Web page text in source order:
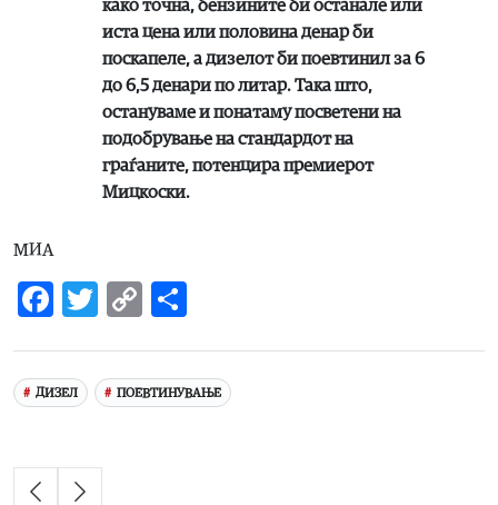
како точна, бензините би останале или
иста цена или половина денар би
поскапеле, а дизелот би поевтинил за 6
до 6,5 денари по литар. Така што,
остануваме и понатаму посветени на
подобрување на стандардот на
граѓаните, потенцира премиерот
Мицкоски.
МИА
Facebook
Twitter
Copy
ДИЗЕЛ ПОЕВТИНУВАЊЕ